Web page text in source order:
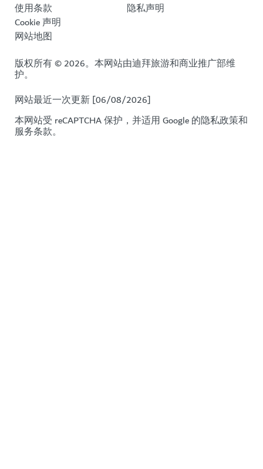
使用条款
隐私声明
Cookie 声明
网站地图
版权所有 © 2026。本网站由迪拜旅游和商业推广部维
护。
网站最近一次更新 [06/08/2026]
本网站受 reCAPTCHA 保护，并适用 Google 的隐私政策和
服务条款。